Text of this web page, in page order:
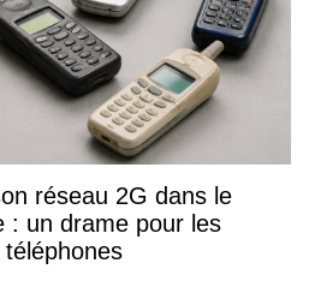
réseau 2G dans le
: un drame pour les